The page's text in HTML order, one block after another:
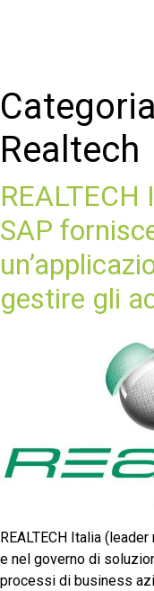
Realtech
SAP
gestire gli
REALTECH Italia
e nel governo di
processi di business